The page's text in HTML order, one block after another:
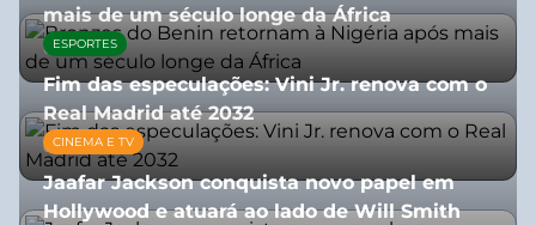
mais de um século longe da África
08/07/2026
ESPORTES
Fim das especulações: Vini Jr. renova com o
Real Madrid até 2032
06/08/2026
CINEMA E TV
Jaafar Jackson conquista novo papel em
Hollywood e atuará ao lado de Will Smith